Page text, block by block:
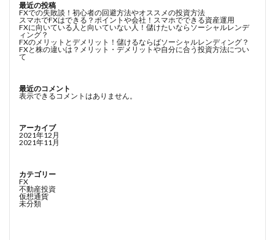
最近の投稿
FXでの失敗談！初心者の回避方法やオススメの投資方法
スマホでFXはできる？ポイントや会社！スマホでできる資産運用
FXに向いている人と向いていない人！儲けたいならソーシャルレンデ
ィング？
FXのメリットとデメリット！儲けるならばソーシャルレンディング？
FXと株の違いは？メリット・デメリットや自分に合う投資方法につい
て
最近のコメント
表示できるコメントはありません。
アーカイブ
2021年12月
2021年11月
カテゴリー
FX
不動産投資
仮想通貨
未分類